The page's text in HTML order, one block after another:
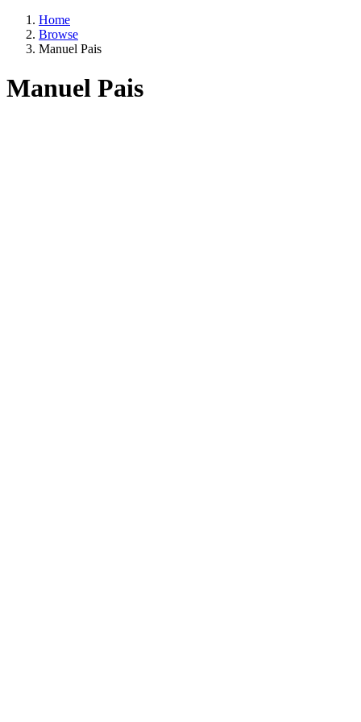
Home
Browse
Manuel Pais
Manuel Pais